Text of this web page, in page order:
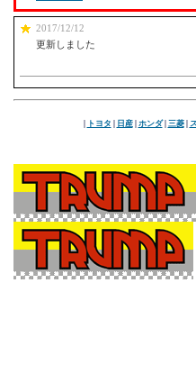
2017/12/12
更新しました
トヨタ 日産| ホンダ| 三菱|